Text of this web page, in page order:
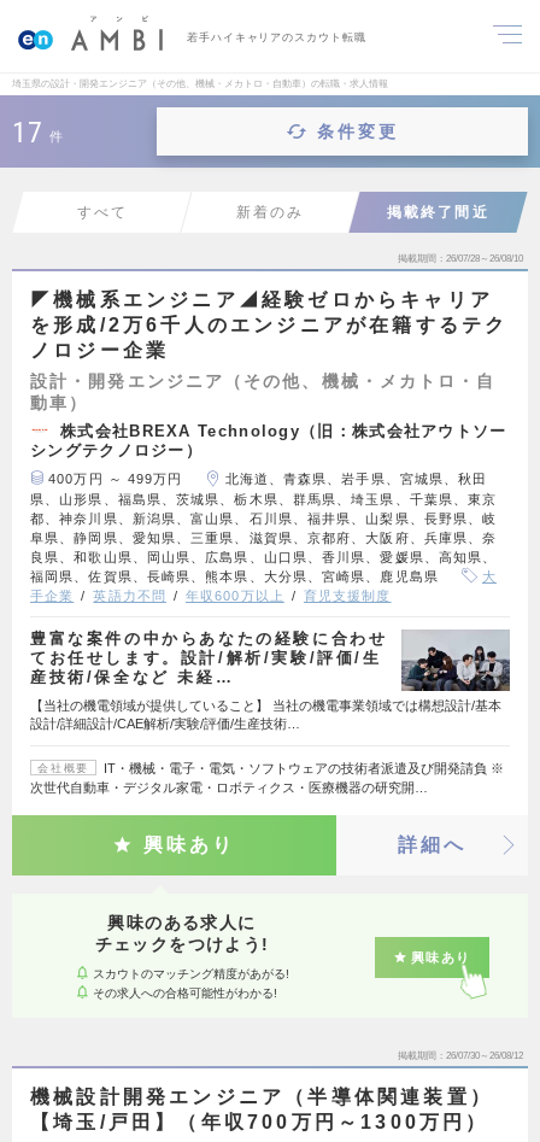
若手ハイキャリアのスカウト転職
埼玉県の設計・開発エンジニア（その他、機械・メカトロ・自動車）の転職・求人情報
17 件 条件変更
すべて 新着のみ 掲載終了間近
掲載期間 26/07/28～26/08/10
◤機械系エンジニア◢経験ゼロからキャリア
を形成/2万6千人のエンジニアが在籍するテク
ノロジー企業
設計・開発エンジニア（その他、機械・メカトロ・自
動車）
株式会社BREXA Technology（旧：株式会社アウトソー
シングテクノロジー）
400万円 ～ 499万円
北海道、青森県、岩手県、宮城県、秋田
県、山形県、福島県、茨城県、栃木県、群馬県、埼玉県、千葉県、東京
都、神奈川県、新潟県、富山県、石川県、福井県、山梨県、長野県、岐
阜県、静岡県、愛知県、三重県、滋賀県、京都府、大阪府、兵庫県、奈
良県、和歌山県、岡山県、広島県、山口県、香川県、愛媛県、高知県、
福岡県、佐賀県、長崎県、熊本県、大分県、宮崎県、鹿児島県
大
手企業
英語力不問 年収600万以上 育児支援制度
豊富な案件の中からあなたの経験に合わせ
てお任せします。設計/解析/実験/評価/生
産技術/保全など 未経…
【当社の機電領域が提供していること】 当社の機電事業領域では構想設計/基本
設計/詳細設計/CAE解析/実験/評価/生産技術…
会社概要
IT・機械・電子・電気・ソフトウェアの技術者派遣及び開発請負 ※
次世代自動車・デジタル家電・ロボティクス・医療機器の研究開…
興味あり 詳細へ
興味のある求人に
チェックをつけよう!
スカウトのマッチング精度があがる!
その求人への合格可能性がわかる!
興味あり
掲載期間 26/07/30～26/08/12
機械設計開発エンジニア（半導体関連装置）
【埼玉/戸田】（年収700万円～1300万円）